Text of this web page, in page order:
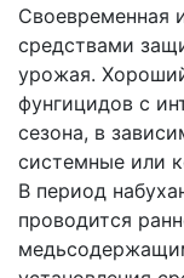
Своевременная
средствами
урожая.
фунгицидов с
сезона, в
системные или
В период
проводится